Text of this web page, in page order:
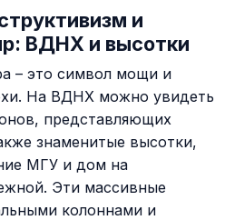
и
ВДНХ и высотки
– это символ мощи и
На ВДНХ можно увидеть
представляющих
знаменитые высотки,
МГУ и дом на
Эти массивные
колоннами и